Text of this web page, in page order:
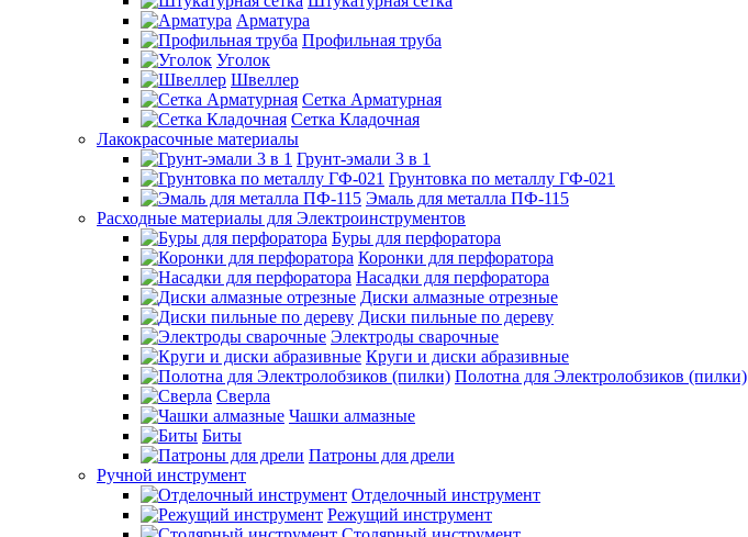
Арматура
Профильная труба
Уголок
Швеллер
Сетка Арматурная
Сетка Кладочная
Лакокрасочные материалы
Грунт-эмали 3 в 1
Грунтовка по металлу ГФ-021
Эмаль для металла ПФ-115
Расходные материалы для Электроинструментов
Буры для перфоратора
Коронки для перфоратора
Насадки для перфоратора
Диски алмазные отрезные
Диски пильные по дереву
Электроды сварочные
Круги и диски абразивные
Полотна для Электролобзиков (пилки)
Сверла
Чашки алмазные
Биты
Патроны для дрели
Ручной инструмент
Отделочный инструмент
Режущий инструмент